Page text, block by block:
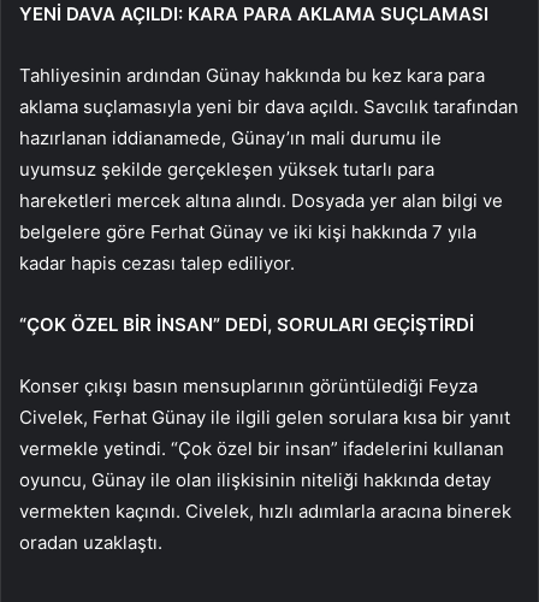
YENİ DAVA AÇILDI: KARA PARA AKLAMA SUÇLAMASI
Tahliyesinin ardından Günay hakkında bu kez kara para
aklama suçlamasıyla yeni bir dava açıldı. Savcılık tarafından
hazırlanan iddianamede, Günay’ın mali durumu ile
uyumsuz şekilde gerçekleşen yüksek tutarlı para
hareketleri mercek altına alındı. Dosyada yer alan bilgi ve
belgelere göre Ferhat Günay ve iki kişi hakkında 7 yıla
kadar hapis cezası talep ediliyor.
“ÇOK ÖZEL BİR İNSAN” DEDİ, SORULARI GEÇİŞTİRDİ
Konser çıkışı basın mensuplarının görüntülediği Feyza
Civelek, Ferhat Günay ile ilgili gelen sorulara kısa bir yanıt
vermekle yetindi. “Çok özel bir insan” ifadelerini kullanan
oyuncu, Günay ile olan ilişkisinin niteliği hakkında detay
vermekten kaçındı. Civelek, hızlı adımlarla aracına binerek
oradan uzaklaştı.